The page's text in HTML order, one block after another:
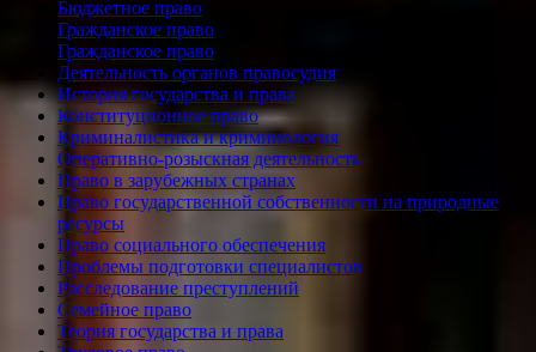
Бюджетное право
Гражданское право
Гражданское право
Деятельность органов правосудия
История государства и права
Конституционное право
Криминалистика и криминология
Оперативно-розыскная деятельность
Право в зарубежных странах
Право государственной собственности на природные
ресурсы
Право социального обеспечения
Проблемы подготовки специалистов
Расследование преступлений
Семейное право
Теория государства и права